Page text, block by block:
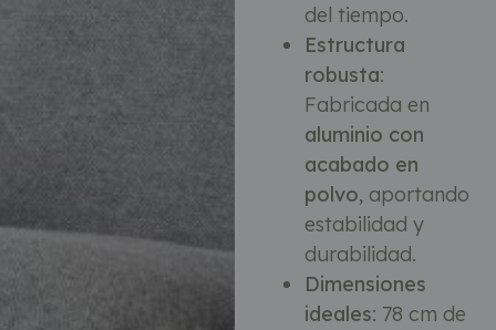
del tiempo.
Estructura
robusta:
Fabricada en
aluminio con
acabado en
polvo, aportando
estabilidad y
durabilidad.
Dimensiones
ideales: 78 cm de